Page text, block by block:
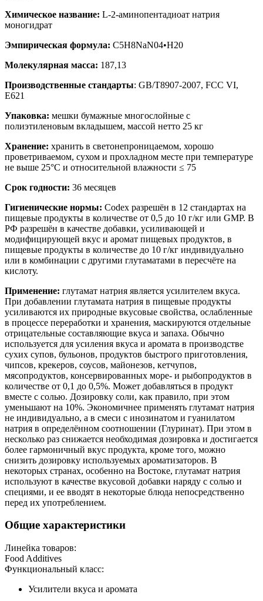
Химическое название: L-2-аминопентадиоат натрия
моногидрат
Эмпирическая формула: C5H8NaN04•H20
Молекулярная масса: 187,13
Производственные стандарты: GB/T8907-2007, FCC VI,
E621
Упаковка: мешки бумажные многослойные с
полиэтиленовым вкладышем, массой нетто 25 кг
Хранение: хранить в светонепроницаемом, хорошо
проветриваемом, сухом и прохладном месте при температуре
не выше 25°С и относительной влажности ≤ 75
Срок годности: 36 месяцев
Гигиенические нормы: Codex разрешён в 12 стандартах на
пищевые продукты в количестве от 0,5 до 10 г/кг или GMP. В
РФ разрешён в качестве добавки, усиливающей и
модифицирующей вкус и аромат пищевых продуктов, в
пищевые продукты в количестве до 10 г/кг индивидуально
или в комбинации с другими глутаматами в пересчёте на
кислоту.
Применение: глутамат натрия является усилителем вкуса.
При добавлении глутамата натрия в пищевые продукты
усиливаются их природные вкусовые свойства, ослабленные
в процессе переработки и хранения, маскируются отдельные
отрицательные составляющие вкуса и запаха. Обычно
используется для усиления вкуса и аромата в производстве
сухих супов, бульонов, продуктов быстрого приготовления,
чипсов, крекеров, соусов, майонезов, кетчупов,
мясопродуктов, консервированных море- и рыбопродуктов в
количестве от 0,1 до 0,5%. Может добавляться в продукт
вместе с солью. Дозировку соли, как правило, при этом
уменьшают на 10%. Экономичнее применять глутамат натрия
не индивидуально, а в смеси с инозинатом и гуанилатом
натрия в определённом соотношении (Глуринат). При этом в
несколько раз снижается необходимая дозировка и достигается
более гармоничный вкус продукта, кроме того, можно
снизить дозировку используемых ароматизаторов. В
некоторых странах, особенно на Востоке, глутамат натрия
используют в качестве вкусовой добавки наряду с солью и
специями, и ее вводят в некоторые блюда непосредственно
перед их употреблением.
Общие характеристики
Линейка товаров:
Food Additives
Функциональный класс:
Усилители вкуса и аромата